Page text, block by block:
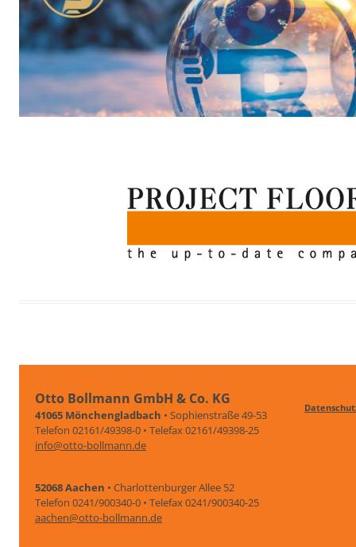
Otto Bollmann GmbH & Co. KG
41065 Mönchengladbach • Sophienstraße 49-53
Telefon 02161/49398-0 • Telefax 02161/49398-25
info@otto-bollmann.de
52068 Aachen • Charlottenburger Allee 52
Telefon 0241/900340-0 • Telefax 0241/900340-25
aachen@otto-bollmann.de